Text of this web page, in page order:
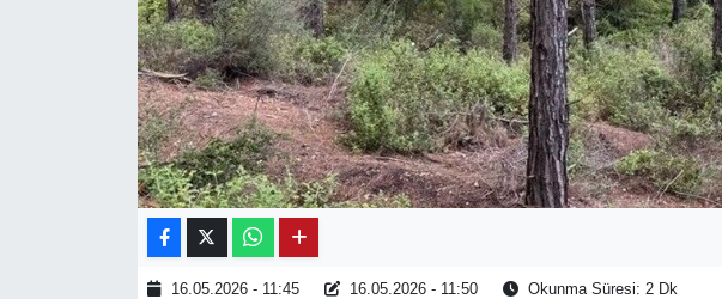
16.05.2026 - 11:45 16.05.2026 - 11:50 Okunma Süresi: 2 Dk